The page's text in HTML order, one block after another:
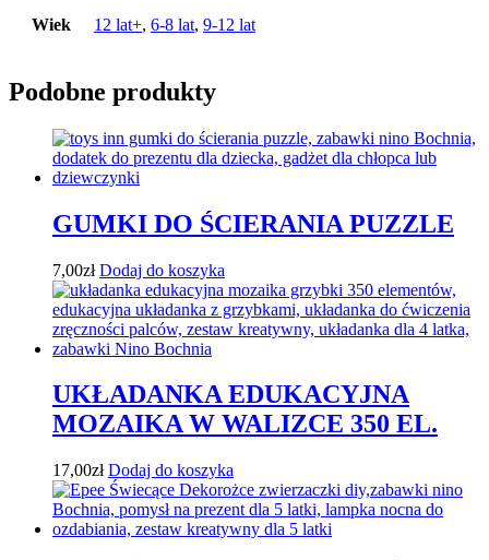
Wiek 12 lat+, 6-8 lat, 9-12 lat
Podobne produkty
GUMKI DO ŚCIERANIA PUZZLE
7,00zł Dodaj do koszyka
UKŁADANKA EDUKACYJNA
MOZAIKA W WALIZCE 350 EL.
17,00zł Dodaj do koszyka